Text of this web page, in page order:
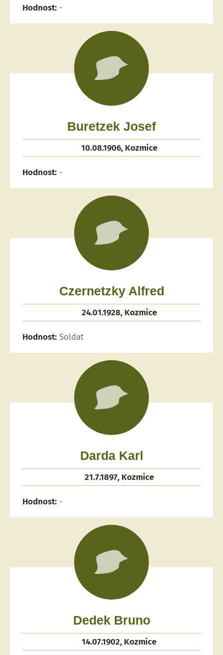
Hodnost: -
Buretzek Josef
10.08.1906, Kozmice
Hodnost: -
Czernetzky Alfred
24.01.1928, Kozmice
Hodnost: Soldat
Darda Karl
21.7.1897, Kozmice
Hodnost: -
Dedek Bruno
14.07.1902, Kozmice